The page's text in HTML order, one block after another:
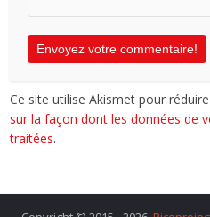
Ce site utilise Akismet pour
sur la façon dont les données de
traitées.